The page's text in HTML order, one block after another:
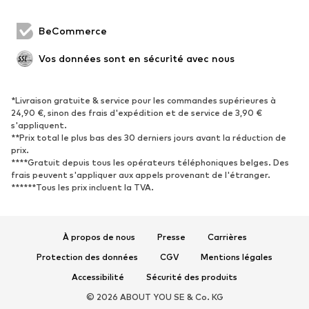
Nouveautés
Boots et bottes
Baskets
Chaussures ouvertes
Exclusif
SPORT
Vêtements de sport
Disciplines sportives
Chaussures de sport
Sacs à dos et sacs de sport
Casquettes et bonnets
Sacs et sacs à dos
BeCommerce
Vos données sont en sécurité avec nous
*Livraison gratuite & service pour les commandes supérieures à
24,90 €, sinon des frais d'expédition et de service de 3,90 €
s'appliquent.
**Prix total le plus bas des 30 derniers jours avant la réduction de
prix.
****Gratuit depuis tous les opérateurs téléphoniques belges. Des
frais peuvent s'appliquer aux appels provenant de l'étranger.
******Tous les prix incluent la TVA.
À propos de nous Presse
Carrières
Protection des données
CGV
Mentions légales
Accessibilité
Sécurité des produits
© 2026 ABOUT YOU SE & Co. KG